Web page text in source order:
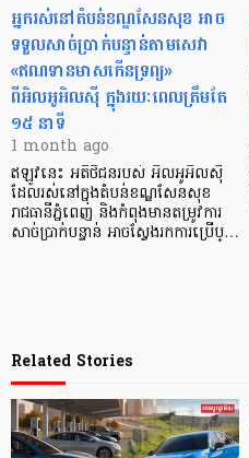
អ្នករស់នៅតំបន់ខណ្ឌសែនសុខ អាច
ទទួលសាច់ប្រាក់បន្ទាន់តាមសេវា
«ឥណទានមាសកើនទ្រព្យ»
ពីអិលអូអិលស៊ី ក្នុងរយៈពេលត្រឹមតែ
១៥ នាទី
1 month ago
ឥឡូវនេះ អតិថិជនរបស់ អិលអូអិលស៊ី
ដែលរស់នៅក្នុងតំបន់ខណ្ឌសែនសុខ
រាជធានីភ្នំពេញ និងកំពុងមានតម្រូវការ
សាច់ប្រាក់បន្ទាន់ អាចស្វែងរកការប្រើប្…
Related Stories